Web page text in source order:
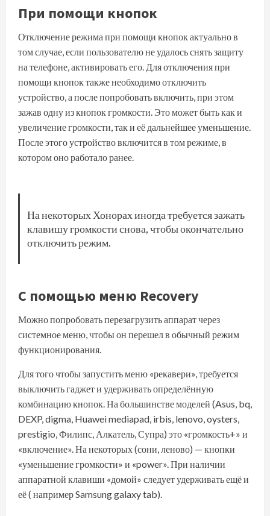
При помощи кнопок
Отключение режима при помощи кнопок актуально в
том случае, если пользователю не удалось снять защиту
на телефоне, активировать его. Для отключения при
помощи кнопок также необходимо отключить
устройство, а после попробовать включить, при этом
зажав одну из кнопок громкости. Это может быть как и
увеличение громкости, так и её дальнейшее уменьшение.
После этого устройство включится в том режиме, в
котором оно работало ранее.
На некоторых Хонорах иногда требуется зажать
клавишу громкости снова, чтобы окончательно
отключить режим.
С помощью меню Recovery
Можно попробовать перезагрузить аппарат через
системное меню, чтобы он перешел в обычный режим
функционирования.
Для того чтобы запустить меню «рекавери», требуется
выключить гаджет и удерживать определённую
комбинацию кнопок. На большинстве моделей (Asus, bq,
DEXP, digma, Huawei mediapad, irbis, lenovo, oysters,
prestigio, Филипс, Алкатель, Супра) это «громкость+» и
«включение». На некоторых (сони, леново) — кнопки
«уменьшение громкости» и «power». При наличии
аппаратной клавиши «домой» следует удерживать ещё и
её ( например Samsung galaxy tab).